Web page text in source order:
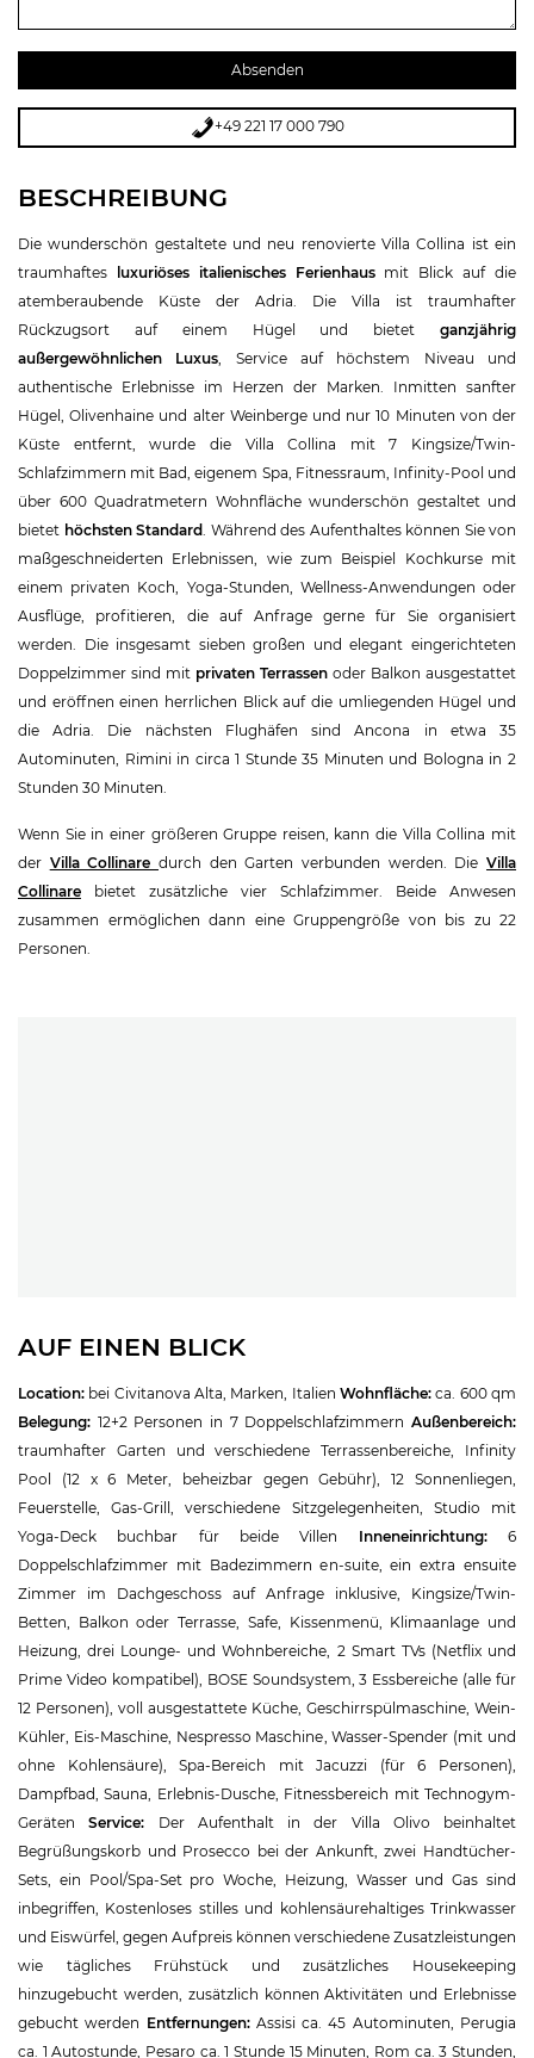
+49 221 17 000 790
BESCHREIBUNG
Die wunderschön gestaltete und neu renovierte Villa Collina ist ein
traumhaftes luxuriöses italienisches Ferienhausmit Blick auf die
atemberaubende Küste der Adria. Die Villa ist traumhafter
Rückzugsort auf einem Hügel und bietet ganzjährig
außergewöhnlichen Luxus , Service auf höchstem Niveau und
authentische Erlebnisse im Herzen der Marken. Inmitten sanfter
Hügel, Olivenhaine und alter Weinberge und nur 10 Minuten von der
Küste entfernt, wurde die Villa Collina mit 7 Kingsize/Twin-
Schlafzimmern mit Bad, eigenem Spa, Fitnessraum, Infinity-Pool und
über 600 Quadratmetern Wohnfläche wunderschön gestaltet und
bietet höchsten Standard . Während des Aufenthaltes können Sie von
maßgeschneiderten Erlebnissen, wie zum Beispiel Kochkurse mit
einem privaten Koch, Yoga-Stunden, Wellness-Anwendungen oder
Ausflüge, profitieren, die auf Anfrage gerne für Sie organisiert
werden. Die insgesamt sieben großen und elegant eingerichteten
Doppelzimmer sind mit privaten Terrassen oder Balkon ausgestattet
und eröffnen einen herrlichen Blick auf die umliegenden Hügel und
die Adria. Die nächsten Flughäfen sind Ancona in etwa 35
Autominuten, Rimini in circa 1 Stunde 35 Minuten und Bologna in 2
Stunden 30 Minuten.
Wenn Sie in einer größeren Gruppe reisen, kann die Villa Collina mit
der Villa Collinaredurch den Garten verbunden werden. DieVilla
Collinare bietet zusätzliche vier Schlafzimmer. Beide Anwesen
zusammen ermöglichen dann eine Gruppengröße von bis zu 22
Personen.
AUF EINEN BLICK
Location: bei Civitanova Alta, Marken, Italien Wohnfläche: ca. 600 qm
Belegung: 12+2 Personen in 7 Doppelschlafzimmern Außenbereich:
traumhafter Garten und verschiedene Terrassenbereiche, Infinity
Pool (12 x 6 Meter, beheizbar gegen Gebühr), 12 Sonnenliegen,
Feuerstelle, Gas-Grill, verschiedene Sitzgelegenheiten, Studio mit
Yoga-Deck buchbar für beide Villen Inneneinrichtung:6
Doppelschlafzimmer mit Badezimmern en-suite, ein extra ensuite
Zimmer im Dachgeschoss auf Anfrage inklusive, Kingsize/Twin-
Betten, Balkon oder Terrasse, Safe, Kissenmenü, Klimaanlage und
Heizung, drei Lounge- und Wohnbereiche, 2 Smart TVs (Netflix und
Prime Video kompatibel), BOSE Soundsystem, 3 Essbereiche (alle für
12 Personen), voll ausgestattete Küche, Geschirrspülmaschine, Wein-
Kühler, Eis-Maschine, Nespresso Maschine, Wasser-Spender (mit und
ohne Kohlensäure), Spa-Bereich mit Jacuzzi (für 6 Personen),
Dampfbad, Sauna, Erlebnis-Dusche, Fitnessbereich mit Technogym-
GerätenService: Der Aufenthalt in der Villa Olivo beinhaltet
Begrüßungskorb und Prosecco bei der Ankunft, zwei Handtücher-
Sets, ein Pool/Spa-Set pro Woche, Heizung, Wasser und Gas sind
inbegriffen, Kostenloses stilles und kohlensäurehaltiges Trinkwasser
und Eiswürfel, gegen Aufpreis können verschiedene Zusatzleistungen
wie tägliches Frühstück und zusätzliches Housekeeping
hinzugebucht werden, zusätzlich können Aktivitäten und Erlebnisse
gebucht werden Entfernungen:Assisi ca. 45 Autominuten, Perugia
ca. 1 Autostunde, Pesaro ca. 1 Stunde 15 Minuten, Rom ca. 3 Stunden,